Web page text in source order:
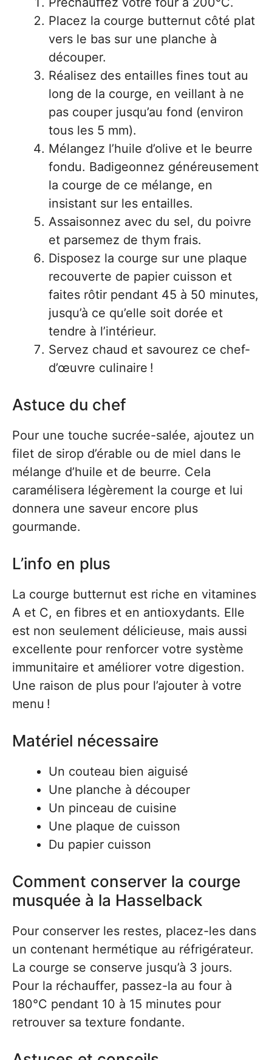
Placez la courge butternut côté plat
vers le bas sur une planche à
découper.
Réalisez des entailles fines tout au
long de la courge, en veillant à ne
pas couper jusqu’au fond (environ
tous les 5 mm).
Mélangez l’huile d’olive et le beurre
fondu. Badigeonnez généreusement
la courge de ce mélange, en
insistant sur les entailles.
Assaisonnez avec du sel, du poivre
et parsemez de thym frais.
Disposez la courge sur une plaque
recouverte de papier cuisson et
faites rôtir pendant 45 à 50 minutes,
jusqu’à ce qu’elle soit dorée et
tendre à l’intérieur.
Servez chaud et savourez ce chef-
d’œuvre culinaire !
Astuce du chef
Pour une touche sucrée-salée, ajoutez un
filet de sirop d’érable ou de miel dans le
mélange d’huile et de beurre. Cela
caramélisera légèrement la courge et lui
donnera une saveur encore plus
gourmande.
L’info en plus
La courge butternut est riche en vitamines
A et C, en fibres et en antioxydants. Elle
est non seulement délicieuse, mais aussi
excellente pour renforcer votre système
immunitaire et améliorer votre digestion.
Une raison de plus pour l’ajouter à votre
menu !
Matériel nécessaire
Un couteau bien aiguisé
Une planche à découper
Un pinceau de cuisine
Une plaque de cuisson
Du papier cuisson
Comment conserver la courge
musquée à la Hasselback
Pour conserver les restes, placez-les dans
un contenant hermétique au réfrigérateur.
La courge se conserve jusqu’à 3 jours.
Pour la réchauffer, passez-la au four à
180°C pendant 10 à 15 minutes pour
retrouver sa texture fondante.